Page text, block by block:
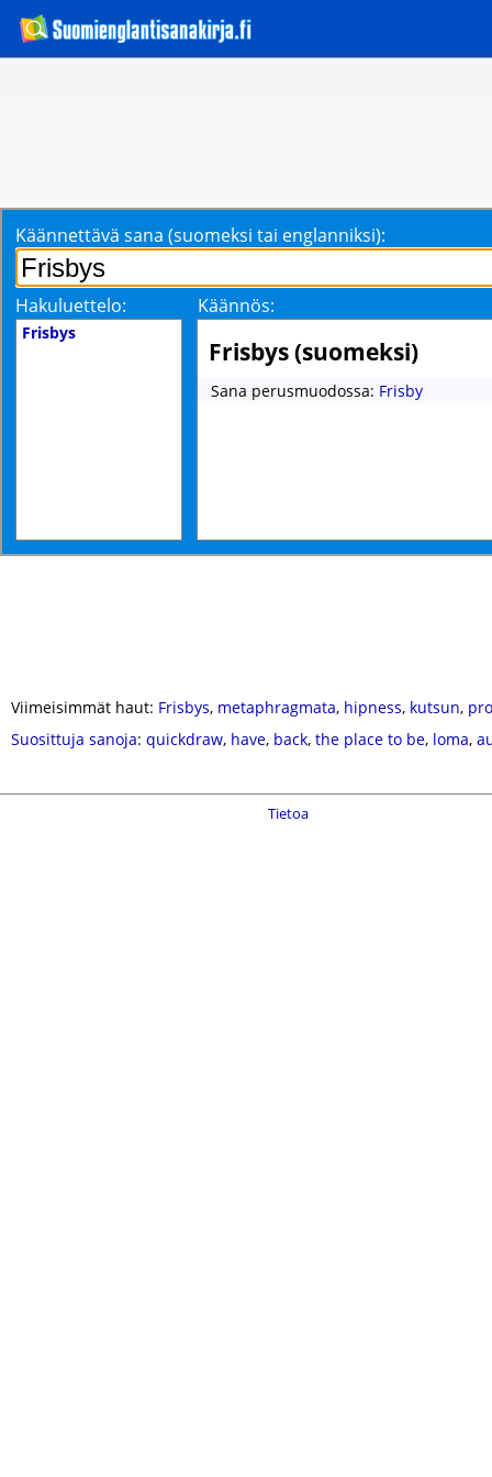
Käännettävä sana (suomeksi tai englanniksi):
Hakuluettelo: Käännös:
Frisbys
Frisbys (suomeksi)
Sana perusmuodossa: Frisby
Viimeisimmät haut: Frisbys, metaphragmata, hipness, kutsun,
Suosittuja sanoja: quickdraw, have, back, the place to be, loma,
Tietoa